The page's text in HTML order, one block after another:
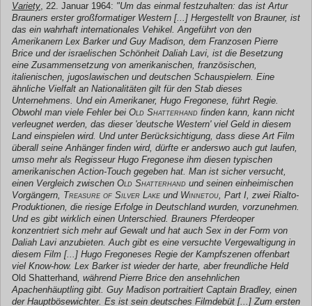
Variety, 22. Januar 1964: "Um das einmal festzuhalten: das ist Artur
Brauners erster großformatiger Western [...] Hergestellt von Brauner, ist
das ein wahrhaft internationales Vehikel. Angeführt von den
Amerikanern Lex Barker und Guy Madison, dem Franzosen Pierre
Brice und der israelischen Schönheit Daliah Lavi, ist die Besetzung
eine Zusammensetzung von amerikanischen, französischen,
italienischen, jugoslawischen und deutschen Schauspielern. Eine
ähnliche Vielfalt an Nationalitäten gilt für den Stab dieses
Unternehmens. Und ein Amerikaner, Hugo Fregonese, führt Regie.
Obwohl man viele Fehler bei Old Shatterhand finden kann, kann nicht
verleugnet werden, das dieser 'deutsche Western' viel Geld in diesem
Land einspielen wird. Und unter Berücksichtigung, dass diese Art Film
überall seine Anhänger finden wird, dürfte er anderswo auch gut laufen,
umso mehr als Regisseur Hugo Fregonese ihm diesen typischen
amerikanischen Action-Touch gegeben hat. Man ist sicher versucht,
einen Vergleich zwischen Old Shatterhand und seinen einheimischen
Vorgängern, Treasure of Silver Lake und Winnetou, Part I, zwei Rialto-
Produktionen, die riesige Erfolge in Deutschland wurden, vorzunehmen.
Und es gibt wirklich einen Unterschied. Brauners Pferdeoper
konzentriert sich mehr auf Gewalt und hat auch Sex in der Form von
Daliah Lavi anzubieten. Auch gibt es eine versuchte Vergewaltigung in
diesem Film [...] Hugo Fregoneses Regie der Kampfszenen offenbart
viel Know-how. Lex Barker ist wieder der harte, aber freundliche Held
Old Shatterhand, während Pierre Brice den ansehnlichen
Apachenhäuptling gibt. Guy Madison portraitiert Captain Bradley, einen
der Hauptbösewichter. Es ist sein deutsches Filmdebüt [...] Zum ersten